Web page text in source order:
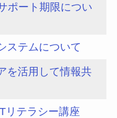
ポート期限につい
ステムについて
を活用して情報共
リテラシー講座